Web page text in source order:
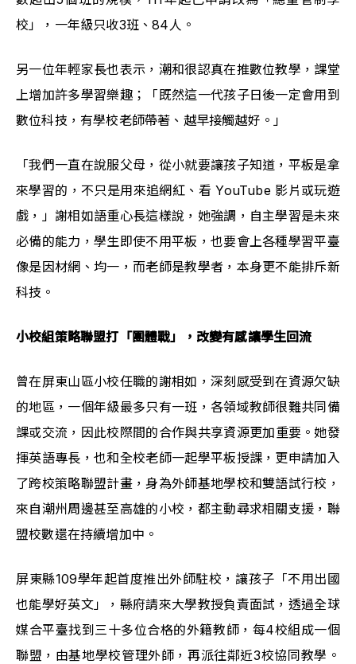
校」，一年級只收3班、84人。
另一位年輕家長也表示，潮和很認真在推數位教學，課堂
上增加許多學習樂趣；「既然這一代孩子日後一定會用到
數位科技，有學校老師帶著、越早接觸越好。」
「我們一直在說服父母，從小就要讓孩子知道，平板是拿
來學習的，不只是用來追網紅、看 YouTube 影片或玩遊
戲，」謝相如語重心長這樣說，她強調，自主學習是未來
必備的能力，學生即使不用平板，也要會上各種學習平臺
像是因材網、均一，而老師是教學者，本身更不能排斥新
科技。
小校組策略聯盟打「團體戰」，改變有感讓學生回流
曾在屏東山區小校任職的謝相如，深刻感受到在資源欠缺
的地區，一個年級最多只有一班，各領域教師很難共同備
課或交流，因此校際間的合作與共享資源更加重要。她發
揮英語專長，也和全校老師一起學平板授課，更申請加入
了跨校策略聯盟計畫，身為外師基地學校和雙語試行校，
來自潮州周邊甚至高雄的小校，都主動尋求相關支援，聯
盟校數還在持續增加中。
屏東縣109學年起首度推出外師駐校，讓孩子「不用出國
也能學好英文」，縣府請來大學教授負責面試，透過全球
媒合平臺找到三十多位合格的外籍教師，每4校組成一個
聯盟，由基地學校管理外師，再派往鄰近3校協同教學。